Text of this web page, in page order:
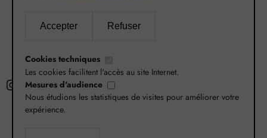
Recherche
c
Instagram X
Accepter Refuser
Cookies techniques
Les cookies facilitent l'accès au site Internet.
Mesures d'audience
Nous étudions les statistiques de visites pour améliorer votre
expérience.